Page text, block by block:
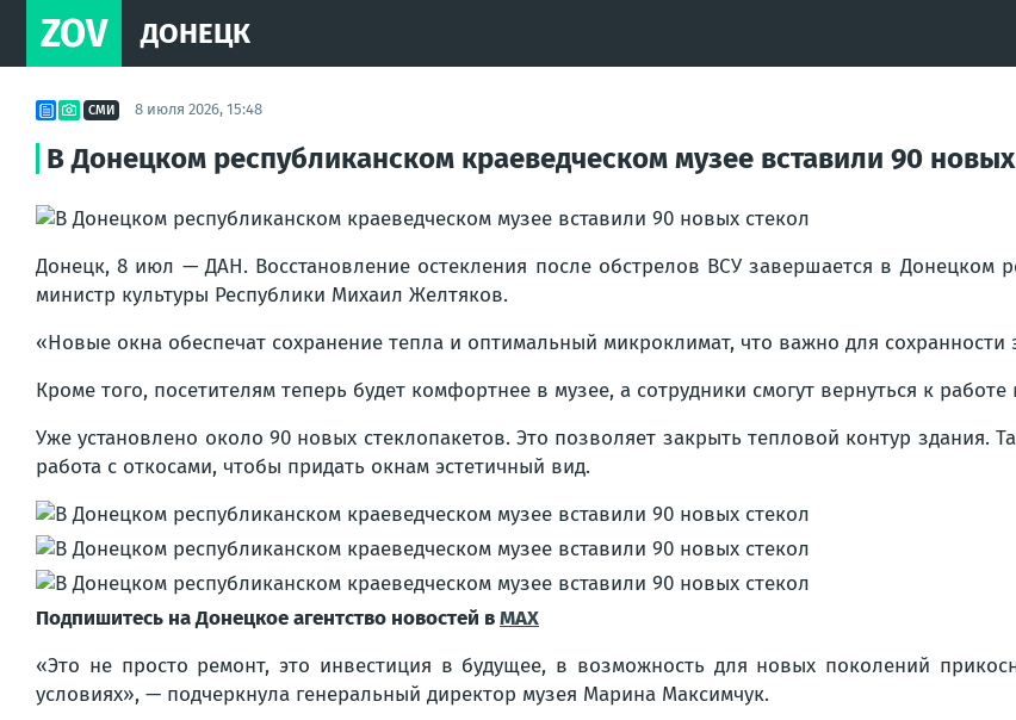
ZOV ДОНЕЦК
СМИ 8 июля 2026, 15:48
В Донецком республиканском краеведческом музее вставили 90
Донецк, 8 июл — ДАН. Восстановление остекления после обстрелов ВСУ завершается в Донецком
министр культуры Республики Михаил Желтяков.
«Новые окна обеспечат сохранение тепла и оптимальный микроклимат, что важно для сохранности
Кроме того, посетителям теперь будет комфортнее в музее, а сотрудники смогут вернуться к
Уже установлено около 90 новых стеклопакетов. Это позволяет закрыть тепловой контур здания.
работа с откосами, чтобы придать окнам эстетичный вид.
Подпишитесь на Донецкое агентство новостей вMAX
«Это не просто ремонт, это инвестиция в будущее, в возможность для новых поколений
условиях», — подчеркнула генеральный директор музея Марина Максимчук.